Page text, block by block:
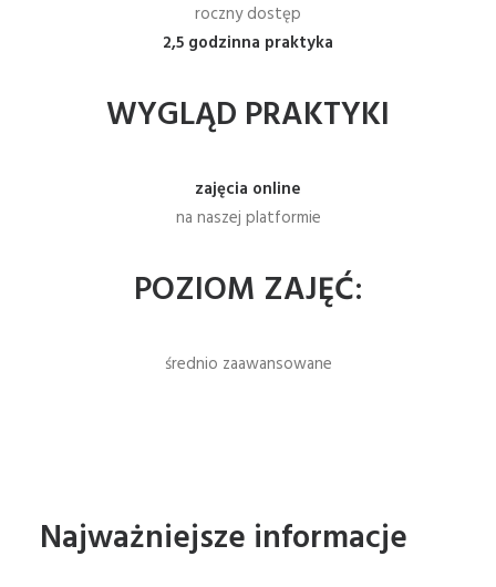
roczny dostęp
2,5 godzinna praktyka
WYGLĄD PRAKTYKI
zajęcia online
na naszej platformie
POZIOM ZAJĘĆ:
średnio zaawansowane
Najważniejsze informacje